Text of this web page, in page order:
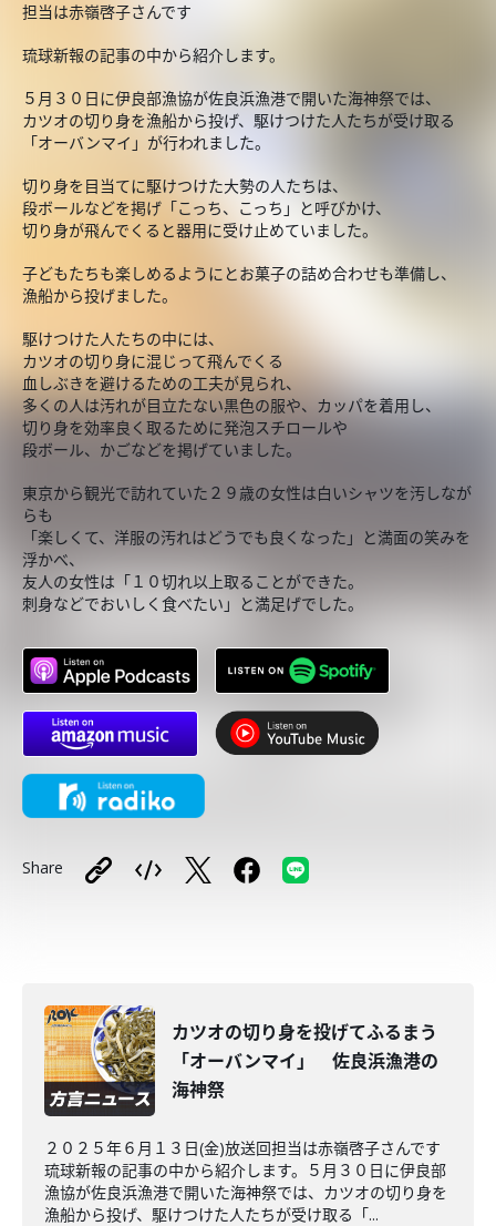
担当は赤嶺啓子さんです
琉球新報の記事の中から紹介します。
５月３０日に伊良部漁協が佐良浜漁港で開いた海神祭では、
カツオの切り身を漁船から投げ、駆けつけた人たちが受け取る
「オーバンマイ」が行われました。
切り身を目当てに駆けつけた大勢の人たちは、
段ボールなどを掲げ「こっち、こっち」と呼びかけ、
切り身が飛んでくると器用に受け止めていました。
子どもたちも楽しめるようにとお菓子の詰め合わせも準備し、
漁船から投げました。
駆けつけた人たちの中には、
カツオの切り身に混じって飛んでくる
血しぶきを避けるための工夫が見られ、
多くの人は汚れが目立たない黒色の服や、カッパを着用し、
切り身を効率良く取るために発泡スチロールや
段ボール、かごなどを掲げていました。
東京から観光で訪れていた２９歳の女性は白いシャツを汚しなが
らも
「楽しくて、洋服の汚れはどうでも良くなった」と満面の笑みを
浮かべ、
友人の女性は「１０切れ以上取ることができた。
刺身などでおいしく食べたい」と満足げでした。
Share
カツオの切り身を投げてふるまう
「オーバンマイ」 佐良浜漁港の
海神祭
２０２５年６月１３日(金)放送回担当は赤嶺啓子さんです
琉球新報の記事の中から紹介します。５月３０日に伊良部
漁協が佐良浜漁港で開いた海神祭では、カツオの切り身を
漁船から投げ、駆けつけた人たちが受け取る「...